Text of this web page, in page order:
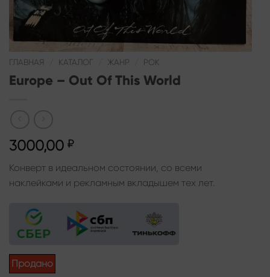
ГЛАВНАЯ КАТАЛОГ ЖАНР РОК
Europe – Out Of This World
3000,00 ₽
Конверт в идеальном состоянии, со всеми
наклейками и рекламным вкладышем тех лет.
Продано